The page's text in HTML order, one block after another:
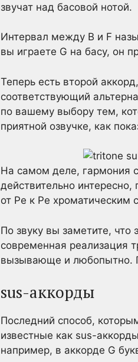
звучат над басовой нотой.
Интервал между B и F
вы играете G на басу, он
Теперь есть второй
соответствующий
по вашему выбору тем,
приятной озвучке, как
На самом деле, гармония
действительно
от Ре к Ре хроматическим
По звуку вы заметите,
современная реализация
вызывающе и любопытно.
sus-аккорды
Последний способ,
известные как sus-
например, в аккорде G